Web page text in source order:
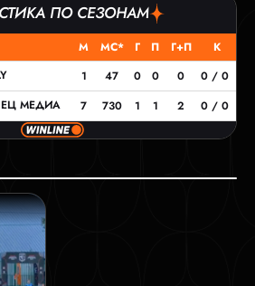
ПО СЕЗОНАМ
М МС* Г П Г+П
К
1 47 0 0 0
0 / 0
МЕДИА 7 730 1 1 2 0 / 0